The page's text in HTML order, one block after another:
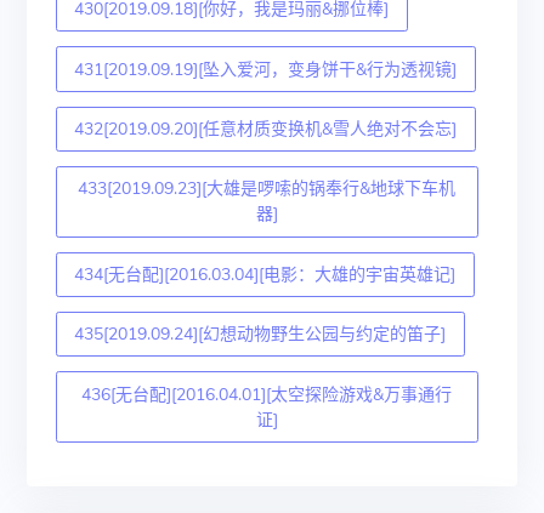
430[2019.09.18][你好，我是玛丽&挪位棒]
431[2019.09.19][坠入爱河，变身饼干&行为透视镜]
432[2019.09.20][任意材质变换机&雪人绝对不会忘]
433[2019.09.23][大雄是啰嗦的锅奉行&地球下车机
器]
434[无台配][2016.03.04][电影：大雄的宇宙英雄记]
435[2019.09.24][幻想动物野生公园与约定的笛子]
436[无台配][2016.04.01][太空探险游戏&万事通行
证]